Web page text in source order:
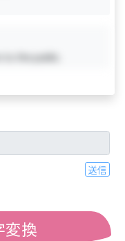
the public.
送信
変換